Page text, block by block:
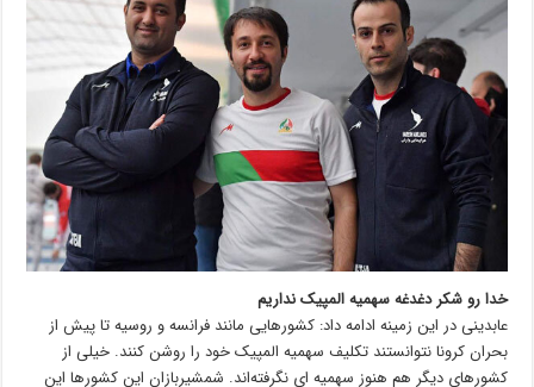
خدا رو شکر دغدغه سهمیه المپیک نداریم
عابدینی در این زمینه ادامه داد: کشورهایی مانند فرانسه و روسیه تا پیش از
بحران کرونا نتوانستند تکلیف سهمیه المپیک خود را روشن کنند. خیلی از
کشورهای دیگر هم هنوز سهمیه ای نگرفته‌اند. شمشیربازان این کشورها این